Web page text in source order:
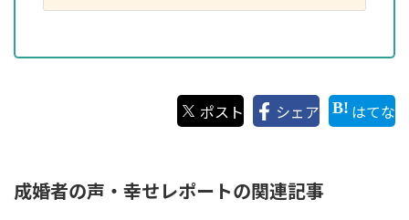
ポスト シェア はてな
成婚者の声・幸せレポートの関連記事